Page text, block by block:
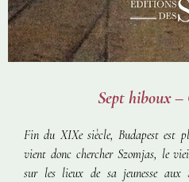
Sept hiboux
Fin du XIXe siècle, Budapest est
vient donc chercher Szomjas, le
sur les lieux de sa jeunesse aux